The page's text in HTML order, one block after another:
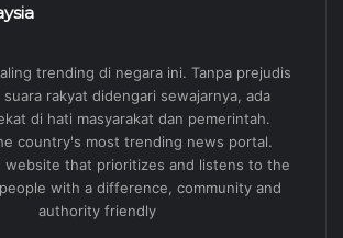
trending di negara ini. Tanpa prejudis
suara rakyat didengari sewajarnya, ada
di hati masyarakat dan pemerintah.
country's most trending news portal.
website that prioritizes and listens to the
with a difference, community and
authority friendly